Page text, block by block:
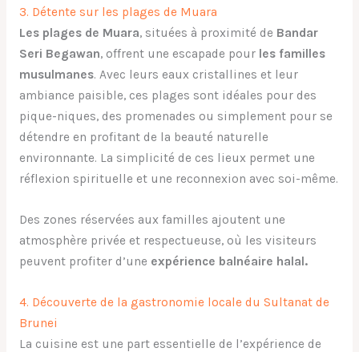
3. Détente sur les plages de Muara
Les plages de Muara, situées à proximité de Bandar
Seri Begawan, offrent une escapade pour les familles
musulmanes. Avec leurs eaux cristallines et leur
ambiance paisible, ces plages sont idéales pour des
pique-niques, des promenades ou simplement pour se
détendre en profitant de la beauté naturelle
environnante. La simplicité de ces lieux permet une
réflexion spirituelle et une reconnexion avec soi-même.
Des zones réservées aux familles ajoutent une
atmosphère privée et respectueuse, où les visiteurs
peuvent profiter d’une expérience balnéaire halal.
4. Découverte de la gastronomie locale du Sultanat de
Brunei
La cuisine est une part essentielle de l’expérience de